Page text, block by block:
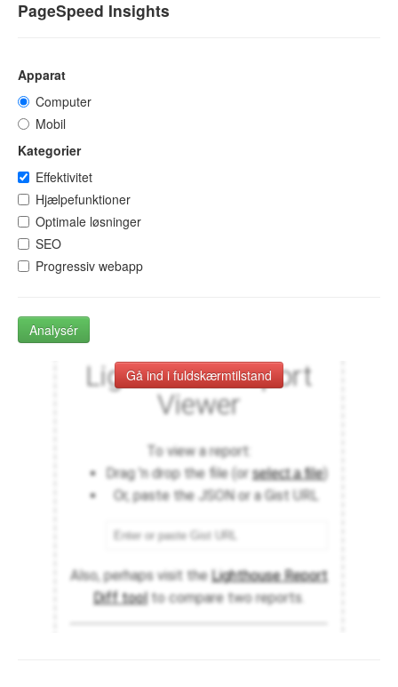
PageSpeed Insights
Apparat
Computer
Mobil
Kategorier
Effektivitet
Hjælpefunktioner
Optimale løsninger
SEO
Progressiv webapp
Analysér
Gå ind i fuldskærmtilstand